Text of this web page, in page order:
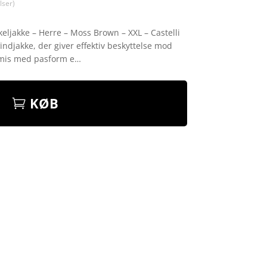
– Herre – Moss Brown – XXL – Castelli
der giver effektiv beskyttelse mod
med pasform e…
KØB